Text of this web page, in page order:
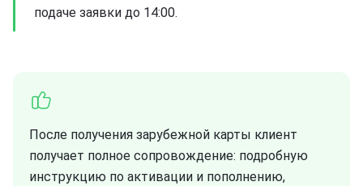
подаче заявки до 14:00.
После получения зарубежной карты клиент
получает полное сопровождение: подробную
инструкцию по активации и пополнению,